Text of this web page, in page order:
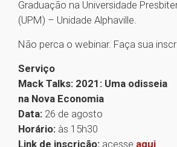
Graduação na Universidade
(UPM) – Unidade Alphaville.
Não perca o webinar. Faça sua
Serviço
Mack Talks: 2021: Uma odisseia
na Nova Economia
Data: 26 de agosto
Horário: às 15h30
Link de inscrição: acesse aqui